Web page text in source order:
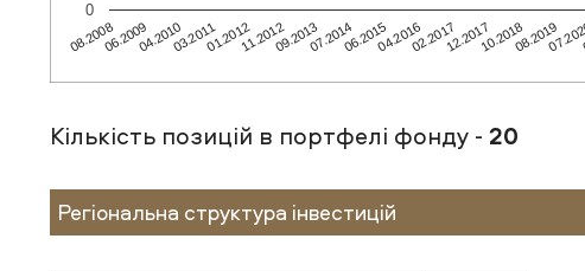
08.200806.200904.201003.201101.201211.201209.201307.201406.201504.201602.201712.201710.201808.2019
0
Кількість позицій в портфелі фонду - 20
Регіональна структура інвестицій